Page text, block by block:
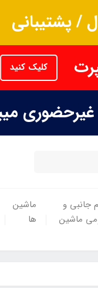
/ پشتیبانی
کلیک کنید
جانبی و
ماشین
ماشین
ها